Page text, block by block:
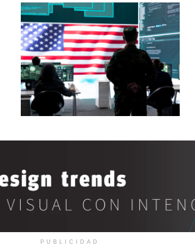
PUBLICIDAD